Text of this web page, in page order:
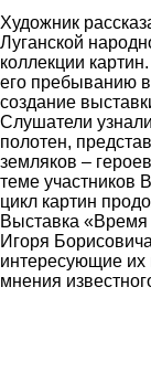
Художник
Луганской
коллекции
его пребыванию
создание
Слушатели
полотен,
земляков –
теме участников
цикл картин
Выставка «Время
Игоря
интересующие
мнения